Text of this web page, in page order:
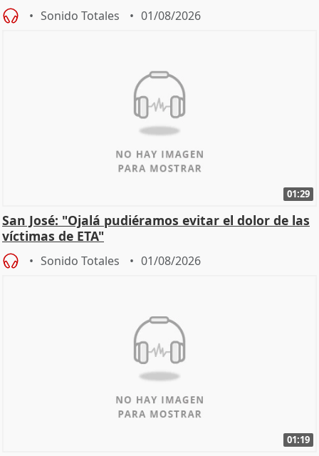
Sonido Totales 01/08/2026
01:29
San José: "Ojalá pudiéramos evitar el dolor de las
víctimas de ETA"
Sonido Totales 01/08/2026
01:19